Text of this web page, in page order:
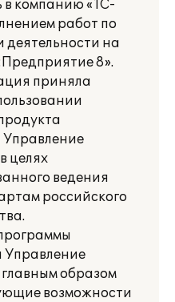
компанию «1С-
работ по
на
8».
приняла
целях
ведения
российского
Управление
образом
возможности